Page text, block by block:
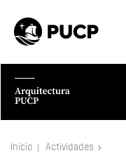
Inicio Actividades